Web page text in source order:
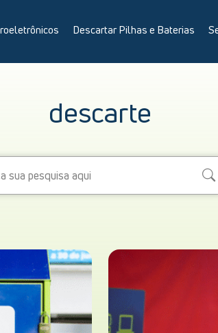
Descartar Pilhas e Baterias
descarte